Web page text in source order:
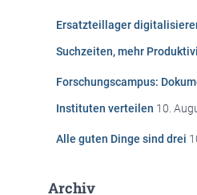
Ersatzteillager
Suchzeiten, mehr
Forschungscampus:
Instituten verteilen 10.
Alle guten Dinge sind drei
Archiv